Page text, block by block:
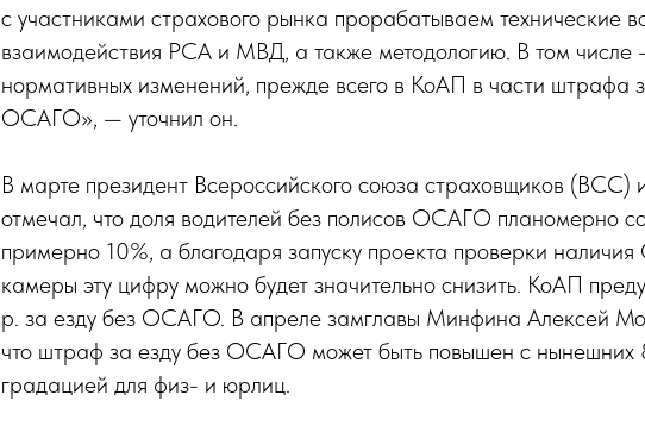
с участниками страхового рынка прорабатываем технические
взаимодействия РСА и МВД, а также методологию. В том числе
нормативных изменений, прежде всего в КоАП в части штрафа
ОСАГО», — уточнил он.
В марте президент Всероссийского союза страховщиков
отмечал, что доля водителей без полисов ОСАГО планомерно
примерно 10%, а благодаря запуску проекта проверки
камеры эту цифру можно будет значительно снизить. КоАП
р. за езду без ОСАГО. В апреле замглавы Минфина Алексей
что штраф за езду без ОСАГО может быть повышен с нынешних
градацией для физ- и юрлиц.